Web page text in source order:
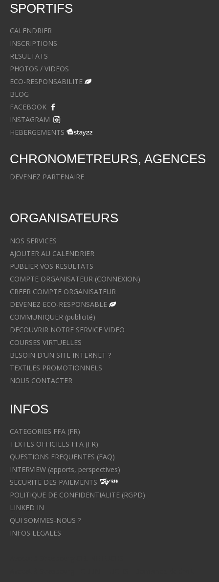
SPORTIFS
CALENDRIER
INSCRIPTIONS
RESULTATS
PHOTOS / VIDEOS
ECO-RESPONSABILITE
BLOG
FACEBOOK
INSTAGRAM
HEBERGEMENTS
CHRONOMETREURS, AGENCES
DEVENEZ PARTENAIRE
ORGANISATEURS
NOS SERVICES
AJOUTER AU CALENDRIER
PUBLIER VOS RESULTATS
COMPTE ORGANISATEUR (CONNEXION)
CREER COMPTE ORGANISATEUR
DEVENEZ ECO-RESPONSABLE
COMMUNIQUER (publicité)
DECOUVRIR NOTRE SERVICE VIDEO
COURSES VIRTUELLES
BESOIN D'UN SITE INTERNET ?
TEXTILES PROMOTIONNELS
NOUS CONTACTER
INFOS
CATEGORIES FFA (FR)
TEXTES OFFICIELS FFA (FR)
QUESTIONS FREQUENTES (FAQ)
INTERVIEW (apports, perspectives)
SECURITE DES PAIEMENTS
POLITIQUE DE CONFIDENTIALITE (RGPD)
LINKED IN
QUI SOMMES-NOUS ?
INFOS LEGALES